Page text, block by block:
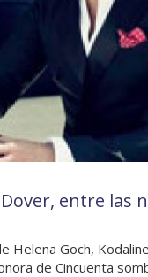
entre las
Helena Goch,
de Cincuenta